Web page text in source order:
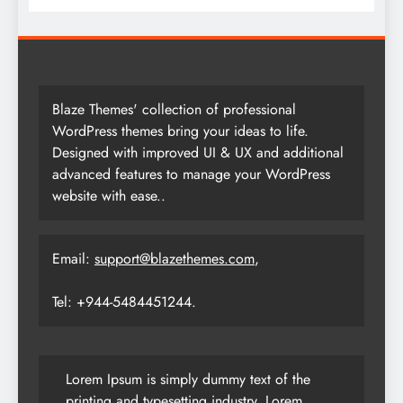
Blaze Themes' collection of professional
WordPress themes bring your ideas to life.
Designed with improved UI & UX and additional
advanced features to manage your WordPress
website with ease..
Email: support@blazethemes.com,
Tel: +944-5484451244.
Lorem Ipsum is simply dummy text of the